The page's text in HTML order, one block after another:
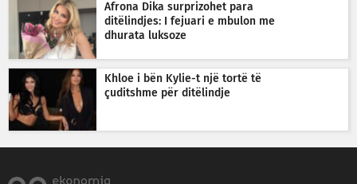
Afrona Dika surprizohet para
ditëlindjes: I fejuari e mbulon me
dhurata luksoze
Khloe i bën Kylie-t një tortë të
çuditshme për ditëlindje